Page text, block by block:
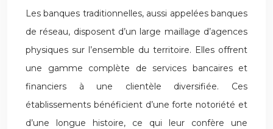
Les banques traditionnelles, aussi appelées banques
de réseau, disposent d’un large maillage d’agences
physiques sur l’ensemble du territoire. Elles offrent
une gamme complète de services bancaires et
financiers à une clientèle diversifiée. Ces
établissements bénéficient d’une forte notoriété et
d’une longue histoire, ce qui leur confère une